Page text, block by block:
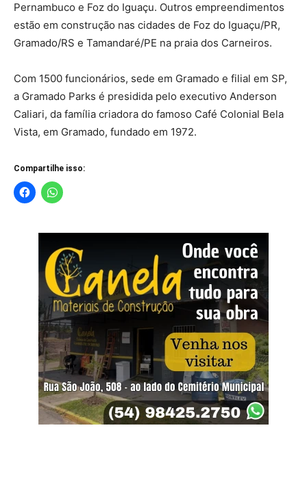
Pernambuco e Foz do Iguaçu. Outros empreendimentos
estão em construção nas cidades de Foz do Iguaçu/PR,
Gramado/RS e Tamandaré/PE na praia dos Carneiros.
Com 1500 funcionários, sede em Gramado e filial em SP,
a Gramado Parks é presidida pelo executivo Anderson
Caliari, da família criadora do famoso Café Colonial Bela
Vista, em Gramado, fundado em 1972.
Compartilhe isso: